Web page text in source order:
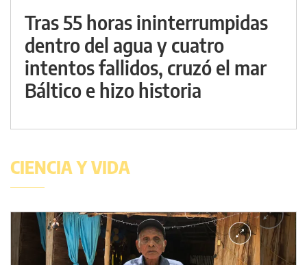
Tras 55 horas ininterrumpidas
dentro del agua y cuatro
intentos fallidos, cruzó el mar
Báltico e hizo historia
CIENCIA Y VIDA